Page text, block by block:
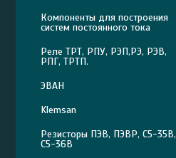
Компоненты для построения
систем постоянного тока
Реле ТРТ, РПУ, РЭП,РЭ, РЭВ,
РПГ, ТРТП.
ЭВАН
Klemsan
Резисторы ПЭВ, ПЭВР, С5-35В,
С5-36В